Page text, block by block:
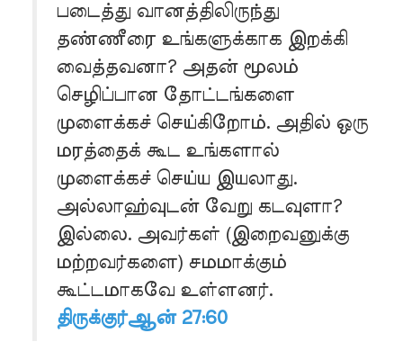
படைத்து வானத்திலிருந்து
தண்ணீரை உங்களுக்காக இறக்கி
வைத்தவனா? அதன் மூலம்
செழிப்பான தோட்டங்களை
முளைக்கச் செய்கிறோம். அதில் ஒரு
மரத்தைக் கூட உங்களால்
முளைக்கச் செய்ய இயலாது.
அல்லாஹ்வுடன் வேறு கடவுளா?
இல்லை. அவர்கள் (இறைவனுக்கு
மற்றவர்களை) சமமாக்கும்
கூட்டமாகவே உள்ளனர்.
திருக்குர்ஆன் 27:60